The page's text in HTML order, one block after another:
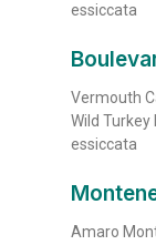
essiccata
Vermouth
Wild
essiccata
Amaro